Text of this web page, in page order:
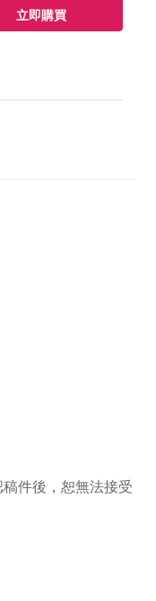
立即購買
件後，恕無法接受